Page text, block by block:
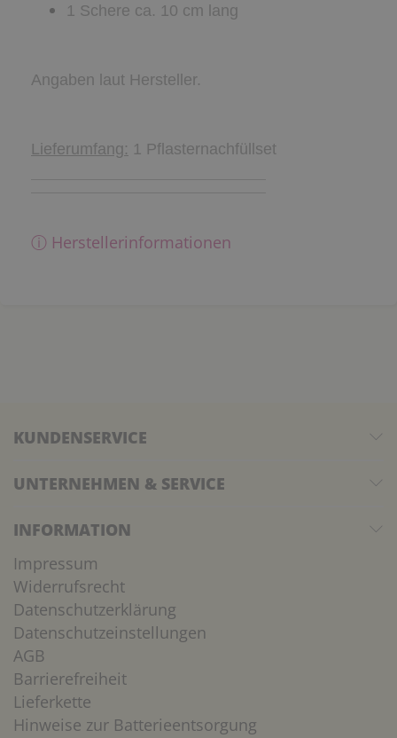
1 Schere ca. 10 cm lang
Angaben laut Hersteller.
Lieferumfang: 1 Pflasternachfüllset
ⓘ Herstellerinformationen
KUNDENSERVICE
UNTERNEHMEN & SERVICE
INFORMATION
Impressum
Widerrufsrecht
Datenschutzerklärung
Datenschutzeinstellungen
AGB
Barrierefreiheit
Lieferkette
Hinweise zur Batterieentsorgung